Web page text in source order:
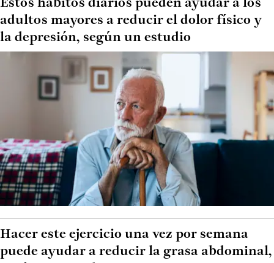
Estos hábitos diarios pueden ayudar a los
adultos mayores a reducir el dolor físico y
la depresión, según un estudio
Hacer este ejercicio una vez por semana
puede ayudar a reducir la grasa abdominal,